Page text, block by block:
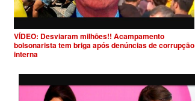
VÍDEO: Desviaram milhões!! Acampamento
bolsonarista tem briga após denúncias de corrupção
interna